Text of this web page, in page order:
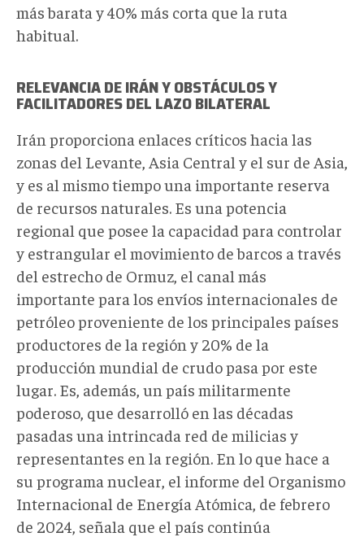
más barata y 40% más corta que la ruta
habitual.
RELEVANCIA DE IRÁN Y OBSTÁCULOS Y
FACILITADORES DEL LAZO BILATERAL
Irán proporciona enlaces críticos hacia las
zonas del Levante, Asia Central y el sur de Asia,
y es al mismo tiempo una importante reserva
de recursos naturales. Es una potencia
regional que posee la capacidad para controlar
y estrangular el movimiento de barcos a través
del estrecho de Ormuz, el canal más
importante para los envíos internacionales de
petróleo proveniente de los principales países
productores de la región y 20% de la
producción mundial de crudo pasa por este
lugar. Es, además, un país militarmente
poderoso, que desarrolló en las décadas
pasadas una intrincada red de milicias y
representantes en la región. En lo que hace a
su programa nuclear, el informe del Organismo
Internacional de Energía Atómica, de febrero
de 2024, señala que el país continúa